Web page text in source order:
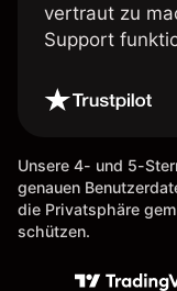
vertraut zu
Support
Unsere 4- und 5-
genauen
die Privatsphäre
schützen.